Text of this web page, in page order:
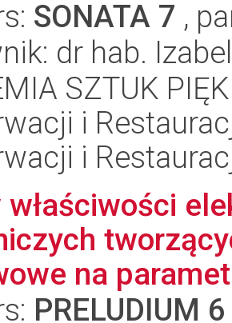
SONATA 7 ,
dr hab.
SZTUK
i
i
właściwości
na
PRELUDIUM 6